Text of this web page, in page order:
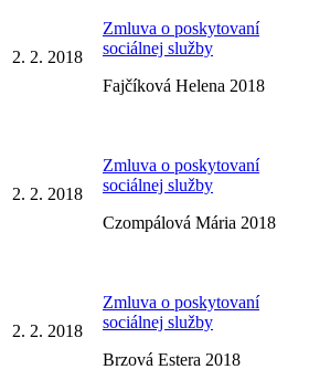
2. 2. 2018
Zmluva o poskytovaní
sociálnej služby
Fajčíková Helena 2018
2. 2. 2018
Zmluva o poskytovaní
sociálnej služby
Czompálová Mária 2018
2. 2. 2018
Zmluva o poskytovaní
sociálnej služby
Brzová Estera 2018